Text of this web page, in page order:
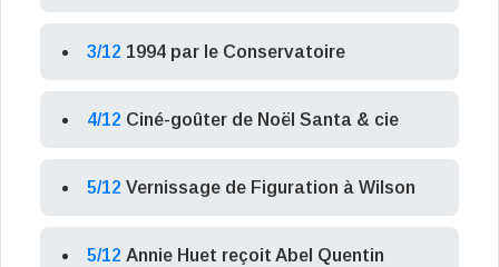
3/12 1994 par le Conservatoire
4/12 Ciné-goûter de Noël Santa & cie
5/12 Vernissage de Figuration à Wilson
5/12 Annie Huet reçoit Abel Quentin